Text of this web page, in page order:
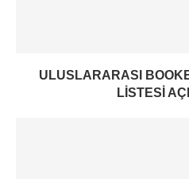
ULUSLARARASI
LISTESI